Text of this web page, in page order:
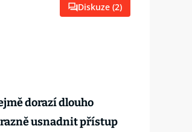
Diskuze (2)
dorazí dlouho
usnadnit přístup